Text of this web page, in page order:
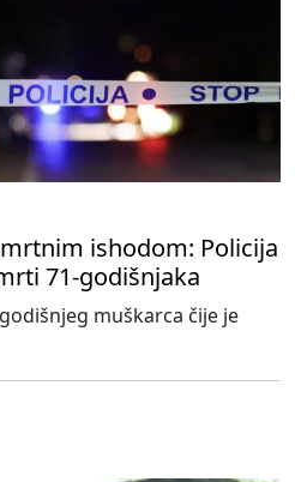
ishodom: Policija
71-godišnjaka
muškarca čije je